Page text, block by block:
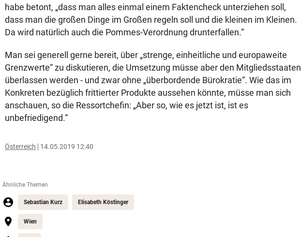
habe betont, „dass man alles einmal einem Faktencheck unterziehen soll,
dass man die großen Dinge im Großen regeln soll und die kleinen im Kleinen.
Da wird natürlich auch die Pommes-Verordnung drunterfallen.“
Man sei generell gerne bereit, über „strenge, einheitliche und europaweite
Grenzwerte“ zu diskutieren, die Umsetzung müsse aber den Mitgliedsstaaten
überlassen werden - und zwar ohne „überbordende Bürokratie“. Wie das im
Konkreten bezüglich frittierter Produkte aussehen könnte, müsse man sich
anschauen, so die Ressortchefin: „Aber so, wie es jetzt ist, ist es
unbefriedigend.“
Österreich 14.05.2019 12:40
Ähnliche Themen
Sebastian Kurz Elisabeth Köstinger
Wien